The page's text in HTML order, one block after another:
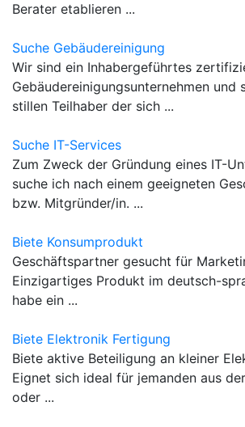
Berater etablieren ...
Suche Gebäudereinigung
Wir sind ein Inhabergeführtes
Gebäudereinigungsunternehmen und
stillen Teilhaber der sich ...
Suche IT-Services
Zum Zweck der Gründung eines IT-
suche ich nach einem geeigneten
bzw. Mitgründer/in. ...
Biete Konsumprodukt
Geschäftspartner gesucht für
Einzigartiges Produkt im deutsch-
habe ein ...
Biete Elektronik Fertigung
Biete aktive Beteiligung an kleiner
Eignet sich ideal für jemanden aus
oder ...